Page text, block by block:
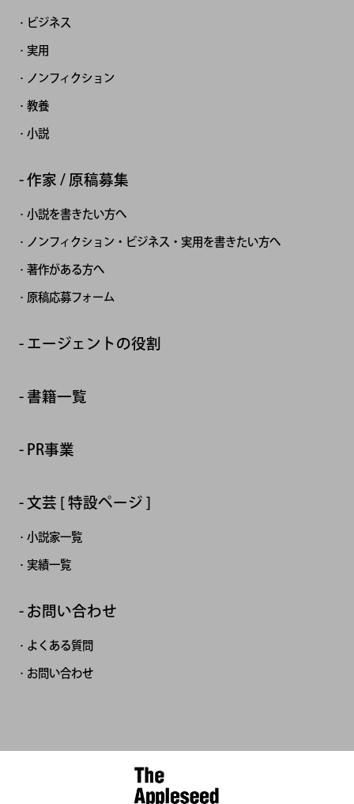
ビジネス
実用
ノンフィクション
教養
小説
作家 / 原稿募集
小説を書きたい方へ
ノンフィクション・ビジネス・実用を書きたい方へ
著作がある方へ
原稿応募フォーム
エージェントの役割
書籍一覧
PR事業
文芸 [ 特設ページ ]
小説家一覧
実績一覧
お問い合わせ
よくある質問
お問い合わせ